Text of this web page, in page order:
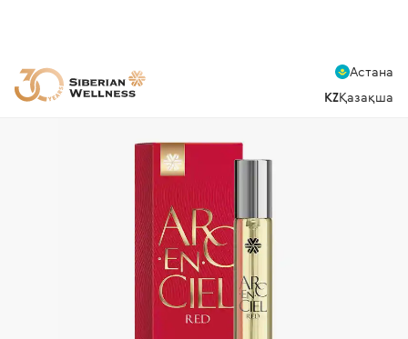
Астана
KZҚазақша